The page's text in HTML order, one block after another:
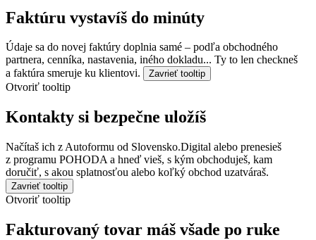
Faktúru vystavíš do minúty
Údaje sa do novej faktúry doplnia samé – podľa obchodného
partnera, cenníka, nastavenia, iného dokladu... Ty to len checkneš
a faktúra smeruje ku klientovi.
Zavrieť tooltip
Otvoriť tooltip
Kontakty si bezpečne uložíš
Načítaš ich z Autoformu od Slovensko.Digital alebo prenesieš
z programu POHODA a hneď vieš, s kým obchoduješ, kam
doručiť, s akou splatnosťou alebo koľký obchod uzatváraš.
Zavrieť tooltip
Otvoriť tooltip
Fakturovaný tovar máš všade po ruke